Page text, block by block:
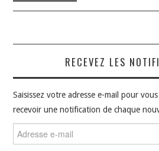
RECEVEZ LES
Saisissez votre adresse e-mail pour
recevoir une notification de chaque
e-